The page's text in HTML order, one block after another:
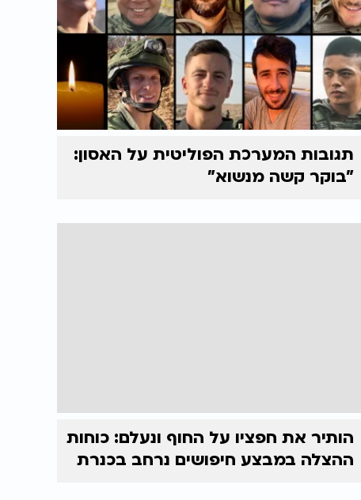
תגובות המערכת הפוליטית על האסון:
"בוקר קשה מנשוא"
הותיר את חפציו על החוף ונעלם: כוחות
ההצלה במבצע חיפושים נרחב בכנרת